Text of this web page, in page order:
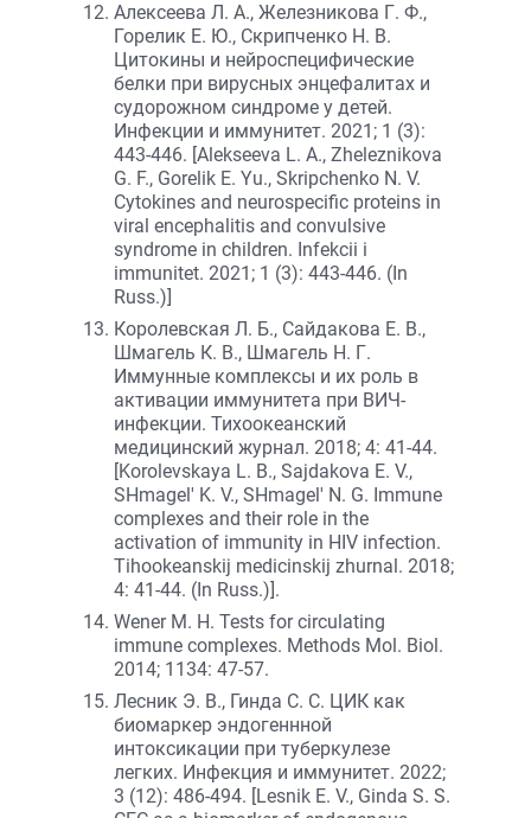
Алексеева Л. А., Железникова Г. Ф.,
Горелик Е. Ю., Скрипченко Н. В.
Цитокины и нейроспецифические
белки при вирусных энцефалитах и
судорожном синдроме у детей.
Инфекции и иммунитет. 2021; 1 (3):
443-446. [Alekseeva L. A., Zheleznikova
G. F., Gorelik E. Yu., Skripchenko N. V.
Cytokines and neurospecific proteins in
viral encephalitis and convulsive
syndrome in children. Infekcii i
immunitet. 2021; 1 (3): 443-446. (In
Russ.)]
Королевская Л. Б., Сайдакова Е. В.,
Шмагель К. В., Шмагель Н. Г.
Иммунные комплексы и их роль в
активации иммунитета при ВИЧ-
инфекции. Тихоокеанский
медицинский журнал. 2018; 4: 41-44.
[Korolevskaya L. B., Sajdakova E. V.,
SHmagel' K. V., SHmagel' N. G. Immune
complexes and their role in the
activation of immunity in HIV infection.
Tihookeanskij medicinskij zhurnal. 2018;
4: 41-44. (In Russ.)].
Wener M. H. Tests for circulating
immune complexes. Methods Mol. Biol.
2014; 1134: 47-57.
Лесник Э. В., Гинда С. С. ЦИК как
биомаркер эндогеннной
интоксикации при туберкулезе
легких. Инфекция и иммунитет. 2022;
3 (12): 486-494. [Lesnik E. V., Ginda S. S.